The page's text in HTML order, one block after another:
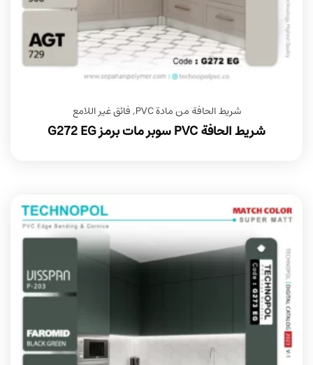
شريط الحافة من مادة PVC , فائق غير اللامع
شريط الحافة PVC سوبر مات برمز G272 EG